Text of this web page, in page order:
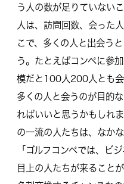
う人の数が足りていない
人は、訪問回数、会った
こで、多くの人と出会う
う。たとえばコンペに参
模だと100人200人とも会
多くの人と会うのが目的
ればいいと思うかもしれ
の一流の人たちは、なか
「ゴルフコンペでは、ビ
目上の人たちが来ること